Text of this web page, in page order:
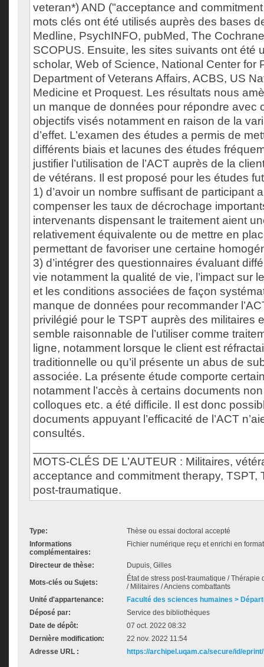
veteran*) AND ("acceptance and
mots clés ont été utilisés auprès des bases
Medline, PsychINFO, pubMed, The
SCOPUS. Ensuite, les sites suivants ont été
scholar, Web of Science, National Center for
Department of Veterans Affairs, ACBS, US
Medicine et Proquest. Les résultats nous
un manque de données pour répondre avec
objectifs visés notamment en raison de la
d’effet. L’examen des études a permis de
différents biais et lacunes des études
justifier l’utilisation de l’ACT auprès de la
de vétérans. Il est proposé pour les études
1) d’avoir un nombre suffisant de participant
compenser les taux de décrochage
intervenants dispensant le traitement aient
relativement équivalente ou de mettre en
permettant de favoriser une certaine
3) d’intégrer des questionnaires évaluant
vie notamment la qualité de vie, l’impact sur
et les conditions associées de façon
manque de données pour recommander
privilégié pour le TSPT auprès des militaires
semble raisonnable de l’utiliser comme
ligne, notamment lorsque le client est
traditionnelle ou qu’il présente un abus de
associée. La présente étude comporte
notamment l’accès à certains documents
colloques etc. a été difficile. Il est donc
documents appuyant l’efficacité de l’ACT
consultés.
MOTS-CLÉS DE L’AUTEUR : Militaires,
acceptance and commitment therapy, TSPT,
post-traumatique.
Type:
Thèse ou essai doctoral accepté
Informations
complémentaires:
Fichier numérique reçu et enrichi en
Directeur de thèse: Dupuis, Gilles
Mots-clés ou Sujets:
État de stress post-traumatique /
/ Militaires / Anciens combattants
Unité d'appartenance:
Faculté des sciences humaines >
Déposé par:
Service des bibliothèques
Date de dépôt:
07 oct. 2022 08:32
Dernière modification:
22 nov. 2022 11:54
Adresse URL :
https://archipel.uqam.ca/secure/id/